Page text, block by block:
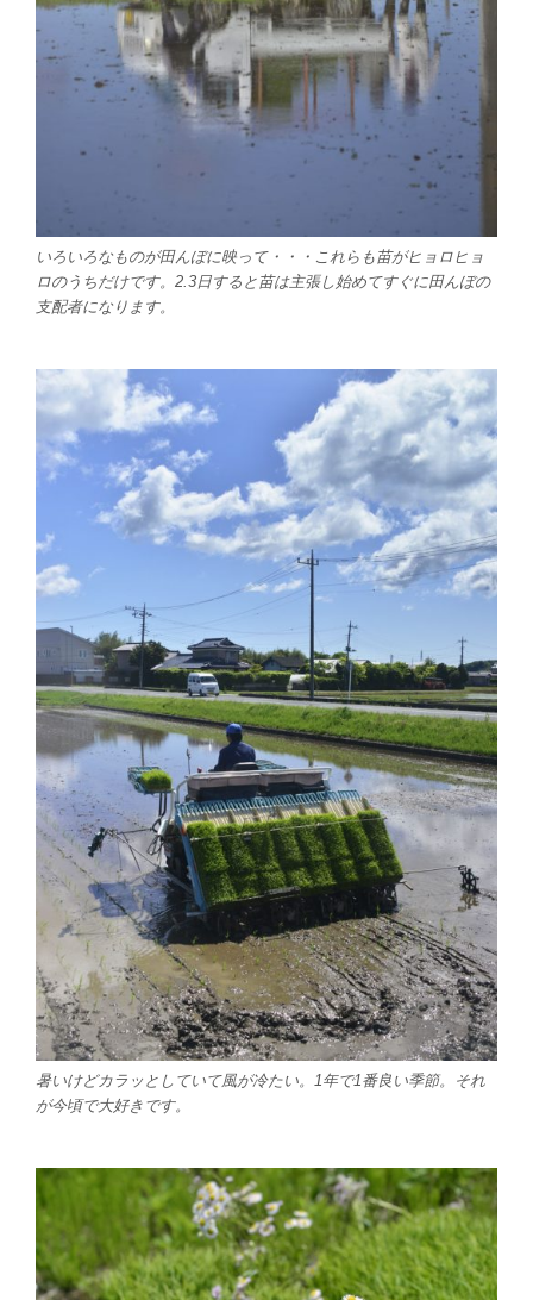
いろいろなものが田んぼに映って・・・これらも苗がヒョロヒョ
ロのうちだけです。2.3日すると苗は主張し始めてすぐに田んぼの
支配者になります。
暑いけどカラッとしていて風が冷たい。1年で1番良い季節。それ
が今頃で大好きです。